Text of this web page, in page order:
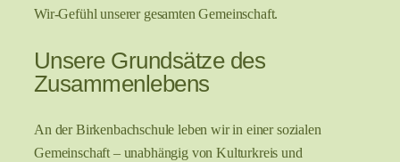
Wir-Gefühl unserer gesamten Gemeinschaft.
Unsere Grundsätze des
Zusammenlebens
An der Birkenbachschule leben wir in einer sozialen
Gemeinschaft – unabhängig von Kulturkreis und